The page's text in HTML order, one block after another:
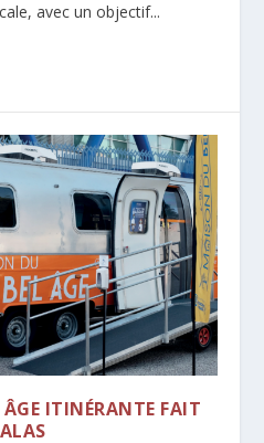
avec un objectif...
ITINÉRANTE FAIT